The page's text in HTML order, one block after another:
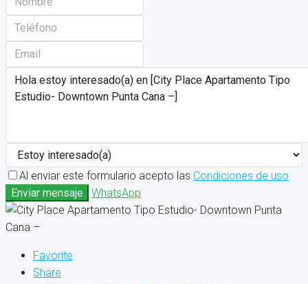
Al enviar este formulario acepto las Condiciones de uso
Enviar mensaje
WhatsApp
Favorite
Share